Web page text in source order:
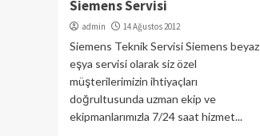
Siemens Servisi
admin 14 Ağustos 2012
Siemens Teknik Servisi Siemens beyaz
eşya servisi olarak siz özel
müşterilerimizin ihtiyaçları
doğrultusunda uzman ekip ve
ekipmanlarımızla 7/24 saat hizmet...